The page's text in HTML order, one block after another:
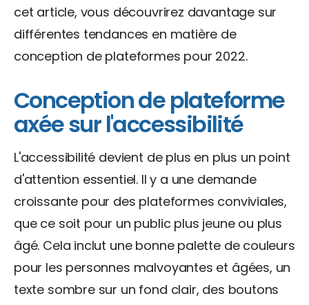
cet article, vous découvrirez davantage sur
différentes tendances en matière de
conception de plateformes pour 2022.
Conception de plateforme
axée sur l'accessibilité
L'accessibilité devient de plus en plus un point
d'attention essentiel. Il y a une demande
croissante pour des plateformes conviviales,
que ce soit pour un public plus jeune ou plus
âgé. Cela inclut une bonne palette de couleurs
pour les personnes malvoyantes et âgées, un
texte sombre sur un fond clair, des boutons